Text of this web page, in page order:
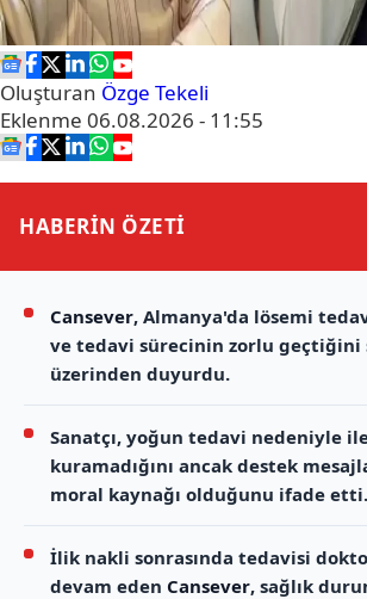
Oluşturan Özge Tekeli
Eklenme 06.08.2026 - 11:55
HABERİN ÖZETİ
Cansever, Almanya'da lösemi
ve tedavi sürecinin zorlu geçtiğini
üzerinden duyurdu.
Sanatçı, yoğun tedavi nedeniyle
kuramadığını ancak destek
moral kaynağı olduğunu ifade etti.
İlik nakli sonrasında tedavisi
devam eden Cansever, sağlık